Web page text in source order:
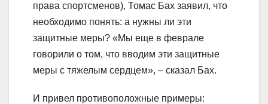
права спортсменов), Томас Бах заявил, что
необходимо понять: а нужны ли эти
защитные меры? «Мы еще в феврале
говорили о том, что вводим эти защитные
меры с тяжелым сердцем», – сказал Бах.
И привел противоположные примеры: